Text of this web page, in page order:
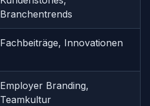
Branchentrends
Fachbeiträge, Innovationen
Employer Branding,
Teamkultur